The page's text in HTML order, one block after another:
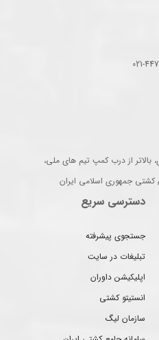
بالاتر از درب کمپ تیم های ملی،
کشتی جمهوری اسلامی ایران
دسترسی سریع
جستجوی پیشرفته
تبلیغات در سایت
اپلیکیشن داوران
انستیتو کشتی
سازمان لیگ